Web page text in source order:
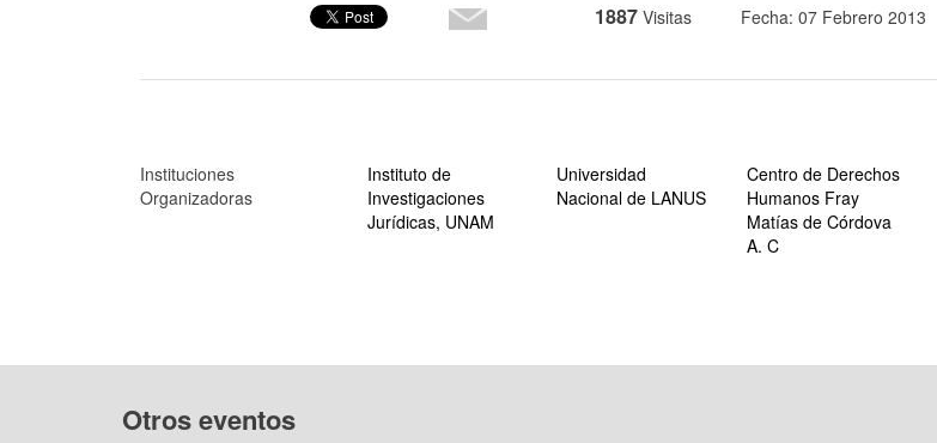
1887 Visitas Fecha: 07 Febrero 2013
Instituciones
Organizadoras
Instituto de
Investigaciones
Jurídicas, UNAM
Universidad
Nacional de LANUS
Centro de Derechos
Humanos Fray
Matías de Córdova
A. C
Otros eventos